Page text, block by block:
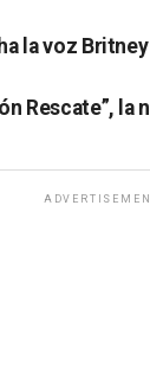
la voz
Rescate”, la